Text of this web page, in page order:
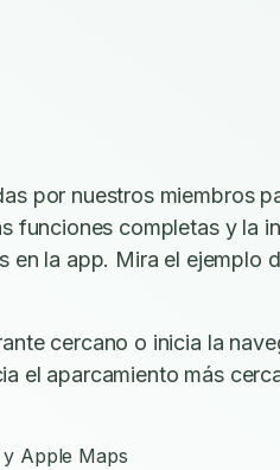
por nuestros miembros
funciones completas y la
en la app. Mira el ejemplo
cercano o inicia la
el aparcamiento más
Apple Maps